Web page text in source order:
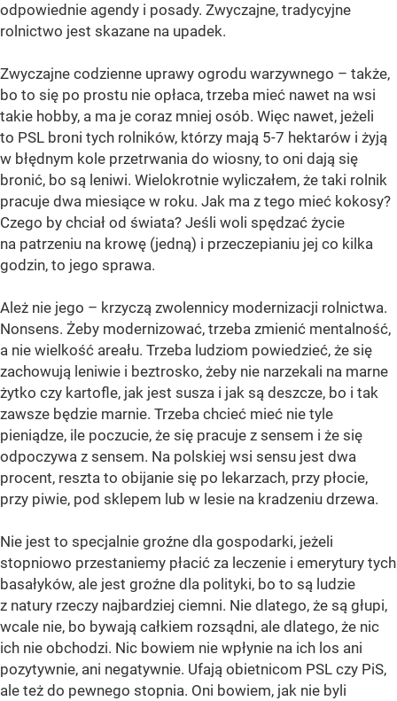
odpowiednie agendy i posady. Zwyczajne, tradycyjne
rolnictwo jest skazane na upadek.
Zwyczajne codzienne uprawy ogrodu warzywnego – także,
bo to się po prostu nie opłaca, trzeba mieć nawet na wsi
takie hobby, a ma je coraz mniej osób. Więc nawet, jeżeli
to PSL broni tych rolników, którzy mają 5-7 hektarów i żyją
w błędnym kole przetrwania do wiosny, to oni dają się
bronić, bo są leniwi. Wielokrotnie wyliczałem, że taki rolnik
pracuje dwa miesiące w roku. Jak ma z tego mieć kokosy?
Czego by chciał od świata? Jeśli woli spędzać życie
na patrzeniu na krowę (jedną) i przeczepianiu jej co kilka
godzin, to jego sprawa.
Ależ nie jego – krzyczą zwolennicy modernizacji rolnictwa.
Nonsens. Żeby modernizować, trzeba zmienić mentalność,
a nie wielkość areału. Trzeba ludziom powiedzieć, że się
zachowują leniwie i beztrosko, żeby nie narzekali na marne
żytko czy kartofle, jak jest susza i jak są deszcze, bo i tak
zawsze będzie marnie. Trzeba chcieć mieć nie tyle
pieniądze, ile poczucie, że się pracuje z sensem i że się
odpoczywa z sensem. Na polskiej wsi sensu jest dwa
procent, reszta to obijanie się po lekarzach, przy płocie,
przy piwie, pod sklepem lub w lesie na kradzeniu drzewa.
Nie jest to specjalnie groźne dla gospodarki, jeżeli
stopniowo przestaniemy płacić za leczenie i emerytury tych
basałyków, ale jest groźne dla polityki, bo to są ludzie
z natury rzeczy najbardziej ciemni. Nie dlatego, że są głupi,
wcale nie, bo bywają całkiem rozsądni, ale dlatego, że nic
ich nie obchodzi. Nic bowiem nie wpłynie na ich los ani
pozytywnie, ani negatywnie. Ufają obietnicom PSL czy PiS,
ale też do pewnego stopnia. Oni bowiem, jak nie byli